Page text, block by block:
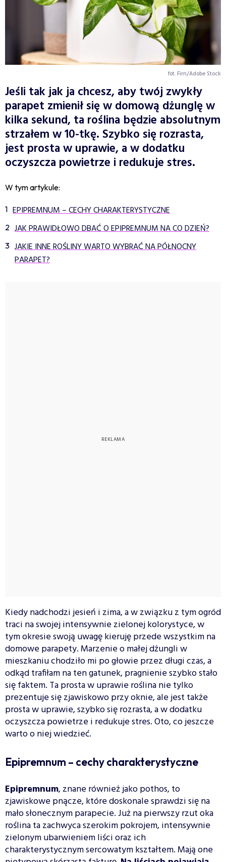
fot. Firn/Adobe Stock
Jeśli tak jak ja chcesz, aby twój zwykły
parapet zmienił się w domową dżunglę w
kilka sekund, ta roślina będzie absolutnym
strzałem w 10-tkę. Szybko się rozrasta,
jest prosta w uprawie, a w dodatku
oczyszcza powietrze i redukuje stres.
W tym artykule:
EPIPREMNUM – CECHY CHARAKTERYSTYCZNE
JAK PRAWIDŁOWO DBAĆ O EPIPREMNUM NA CO DZIEŃ?
JAKIE INNE ROŚLINY WARTO WYBRAĆ NA PÓŁNOCNY
PARAPET?
Kiedy nadchodzi jesień i zima, a w związku z tym ogród
traci na swojej intensywnie zielonej kolorystyce, w
tym okresie swoją uwagę kieruję przede wszystkim na
domowe parapety. Marzenie o małej dżungli w
mieszkaniu chodziło mi po głowie przez długi czas, a
odkąd trafiłam na ten gatunek, pragnienie szybko stało
się faktem. Ta prosta w uprawie roślina nie tylko
prezentuje się zjawiskowo przy oknie, ale jest także
prosta w uprawie, szybko się rozrasta, a w dodatku
oczyszcza powietrze i redukuje stres. Oto, co jeszcze
warto o niej wiedzieć.
Epipremnum – cechy charakterystyczne
Epipremnum, znane również jako pothos, to
zjawiskowe pnącze, które doskonale sprawdzi się na
mało słonecznym parapecie. Już na pierwszy rzut oka
roślina ta zachwyca szerokim pokrojem, intensywnie
zielonym ubarwieniem liści oraz ich
charakterystycznym sercowatym kształtem. Mają one